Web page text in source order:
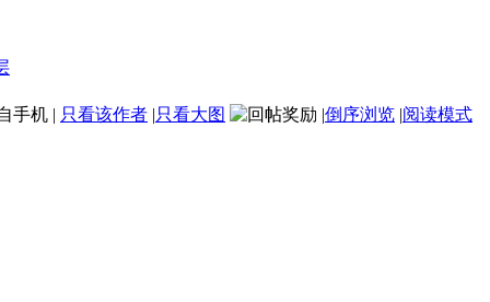
手机 | 只看该作者 |只看大图 |倒序浏览 |阅读模式